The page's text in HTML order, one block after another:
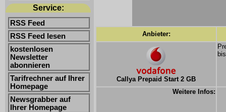
Service:
RSS Feed
RSS Feed lesen
kostenlosen
Newsletter
abonnieren
Tarifrechner auf Ihrer
Homepage
Newsgrabber auf
Ihrer Homepage
Anbieter:
Callya Prepaid Start 2 GB
Weitere Infos: